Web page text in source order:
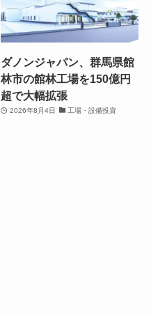
ダノンジャパン、群馬県館
林市の館林工場を150億円
超で大幅拡張
2026年8月4日 工場・設備投資